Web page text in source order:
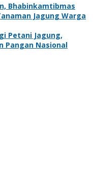
Bhabinkamtibmas
Jagung Warga
Petani Jagung,
Pangan Nasional